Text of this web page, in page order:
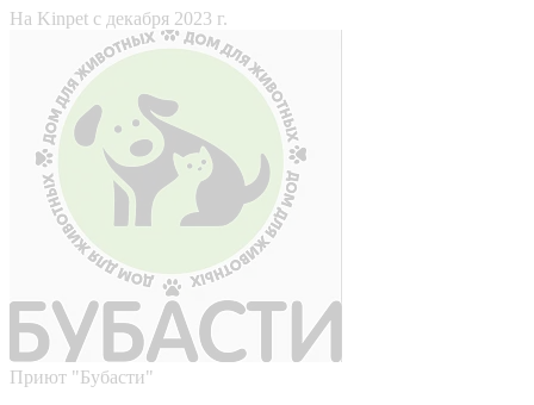
На Kinpet c декабря 2023 г.
Приют "Бубасти"